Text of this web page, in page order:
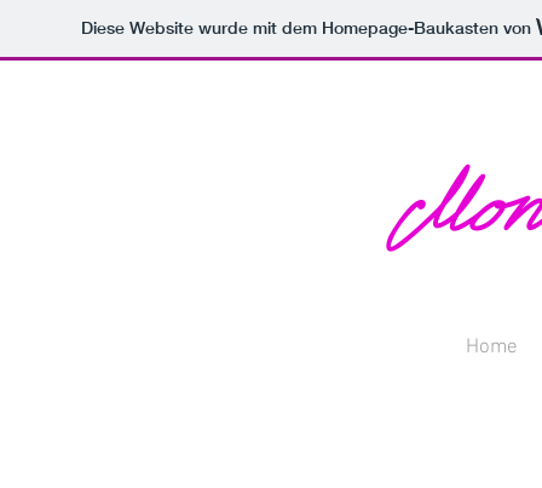
Diese Website wurde mit dem Homepage-Baukasten von
Home